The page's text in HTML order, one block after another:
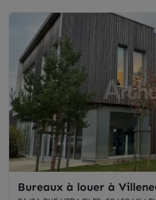
Bureaux à louer à